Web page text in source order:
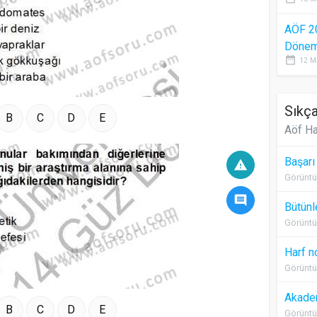
B C D E
warning
comment
B C D E
AÖF
date_range 12
Aöf
Harf